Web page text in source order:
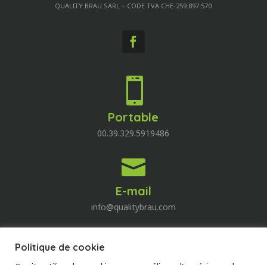
QUALITY BRAU SARL – CODE TVA CHE-259.897.570

Portable
00.39.329.5919486

E-mail
info@qualitybrau.com
Quality Wine
Politique de cookie